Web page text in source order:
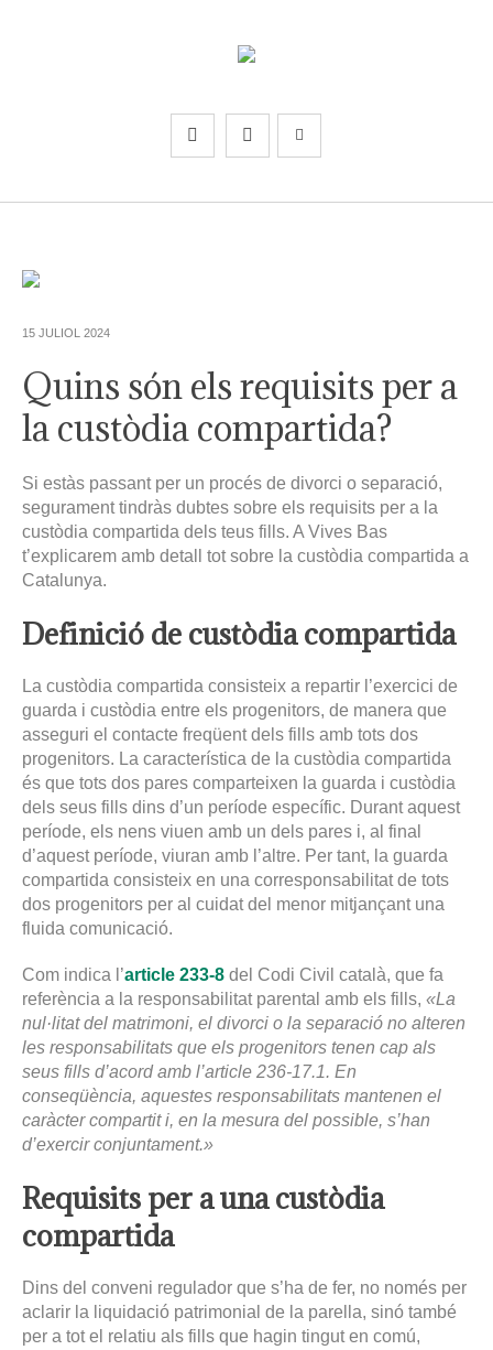
15 JULIOL 2024
Quins són els requisits per a
la custòdia compartida?
Si estàs passant per un procés de divorci o separació,
segurament tindràs dubtes sobre els requisits per a la
custòdia compartida dels teus fills. A Vives Bas
t’explicarem amb detall tot sobre la custòdia compartida a
Catalunya.
Definició de custòdia compartida
La custòdia compartida consisteix a repartir l’exercici de
guarda i custòdia entre els progenitors, de manera que
asseguri el contacte freqüent dels fills amb tots dos
progenitors. La característica de la custòdia compartida
és que tots dos pares comparteixen la guarda i custòdia
dels seus fills dins d’un període específic. Durant aquest
període, els nens viuen amb un dels pares i, al final
d’aquest període, viuran amb l’altre. Per tant, la guarda
compartida consisteix en una corresponsabilitat de tots
dos progenitors per al cuidat del menor mitjançant una
fluida comunicació.
Com indica l’article 233-8 del Codi Civil català, que fa
referència a la responsabilitat parental amb els fills, «La
nul·litat del matrimoni, el divorci o la separació no alteren
les responsabilitats que els progenitors tenen cap als
seus fills d’acord amb l’article 236-17.1. En
conseqüència, aquestes responsabilitats mantenen el
caràcter compartit i, en la mesura del possible, s’han
d’exercir conjuntament.»
Requisits per a una custòdia
compartida
Dins del conveni regulador que s’ha de fer, no només per
aclarir la liquidació patrimonial de la parella, sinó també
per a tot el relatiu als fills que hagin tingut en comú,